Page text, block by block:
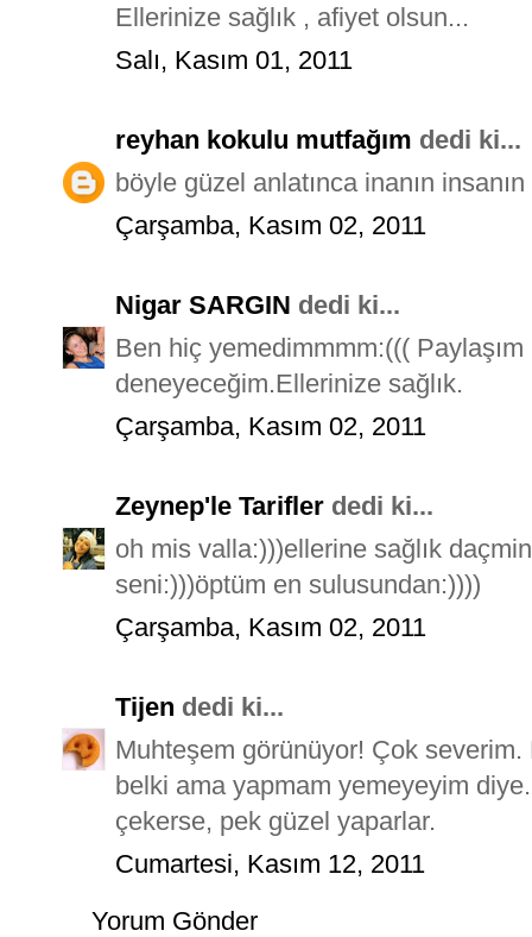
Ellerinize sağlık , afiyet olsun...
Salı, Kasım 01, 2011
reyhan kokulu mutfağım dedi ki...
böyle güzel anlatınca inanın
Çarşamba, Kasım 02, 2011
Nigar SARGIN dedi ki...
Ben hiç yemedimmmm:(((
deneyeceğim.Ellerinize sağlık.
Çarşamba, Kasım 02, 2011
Zeynep'le Tarifler dedi ki...
oh mis valla:)))ellerine sağlık
seni:)))öptüm en sulusundan:))))
Çarşamba, Kasım 02, 2011
Tijen dedi ki...
Muhteşem görünüyor! Çok
belki ama yapmam yemeyeyim
çekerse, pek güzel yaparlar.
Cumartesi, Kasım 12, 2011
Yorum Gönder